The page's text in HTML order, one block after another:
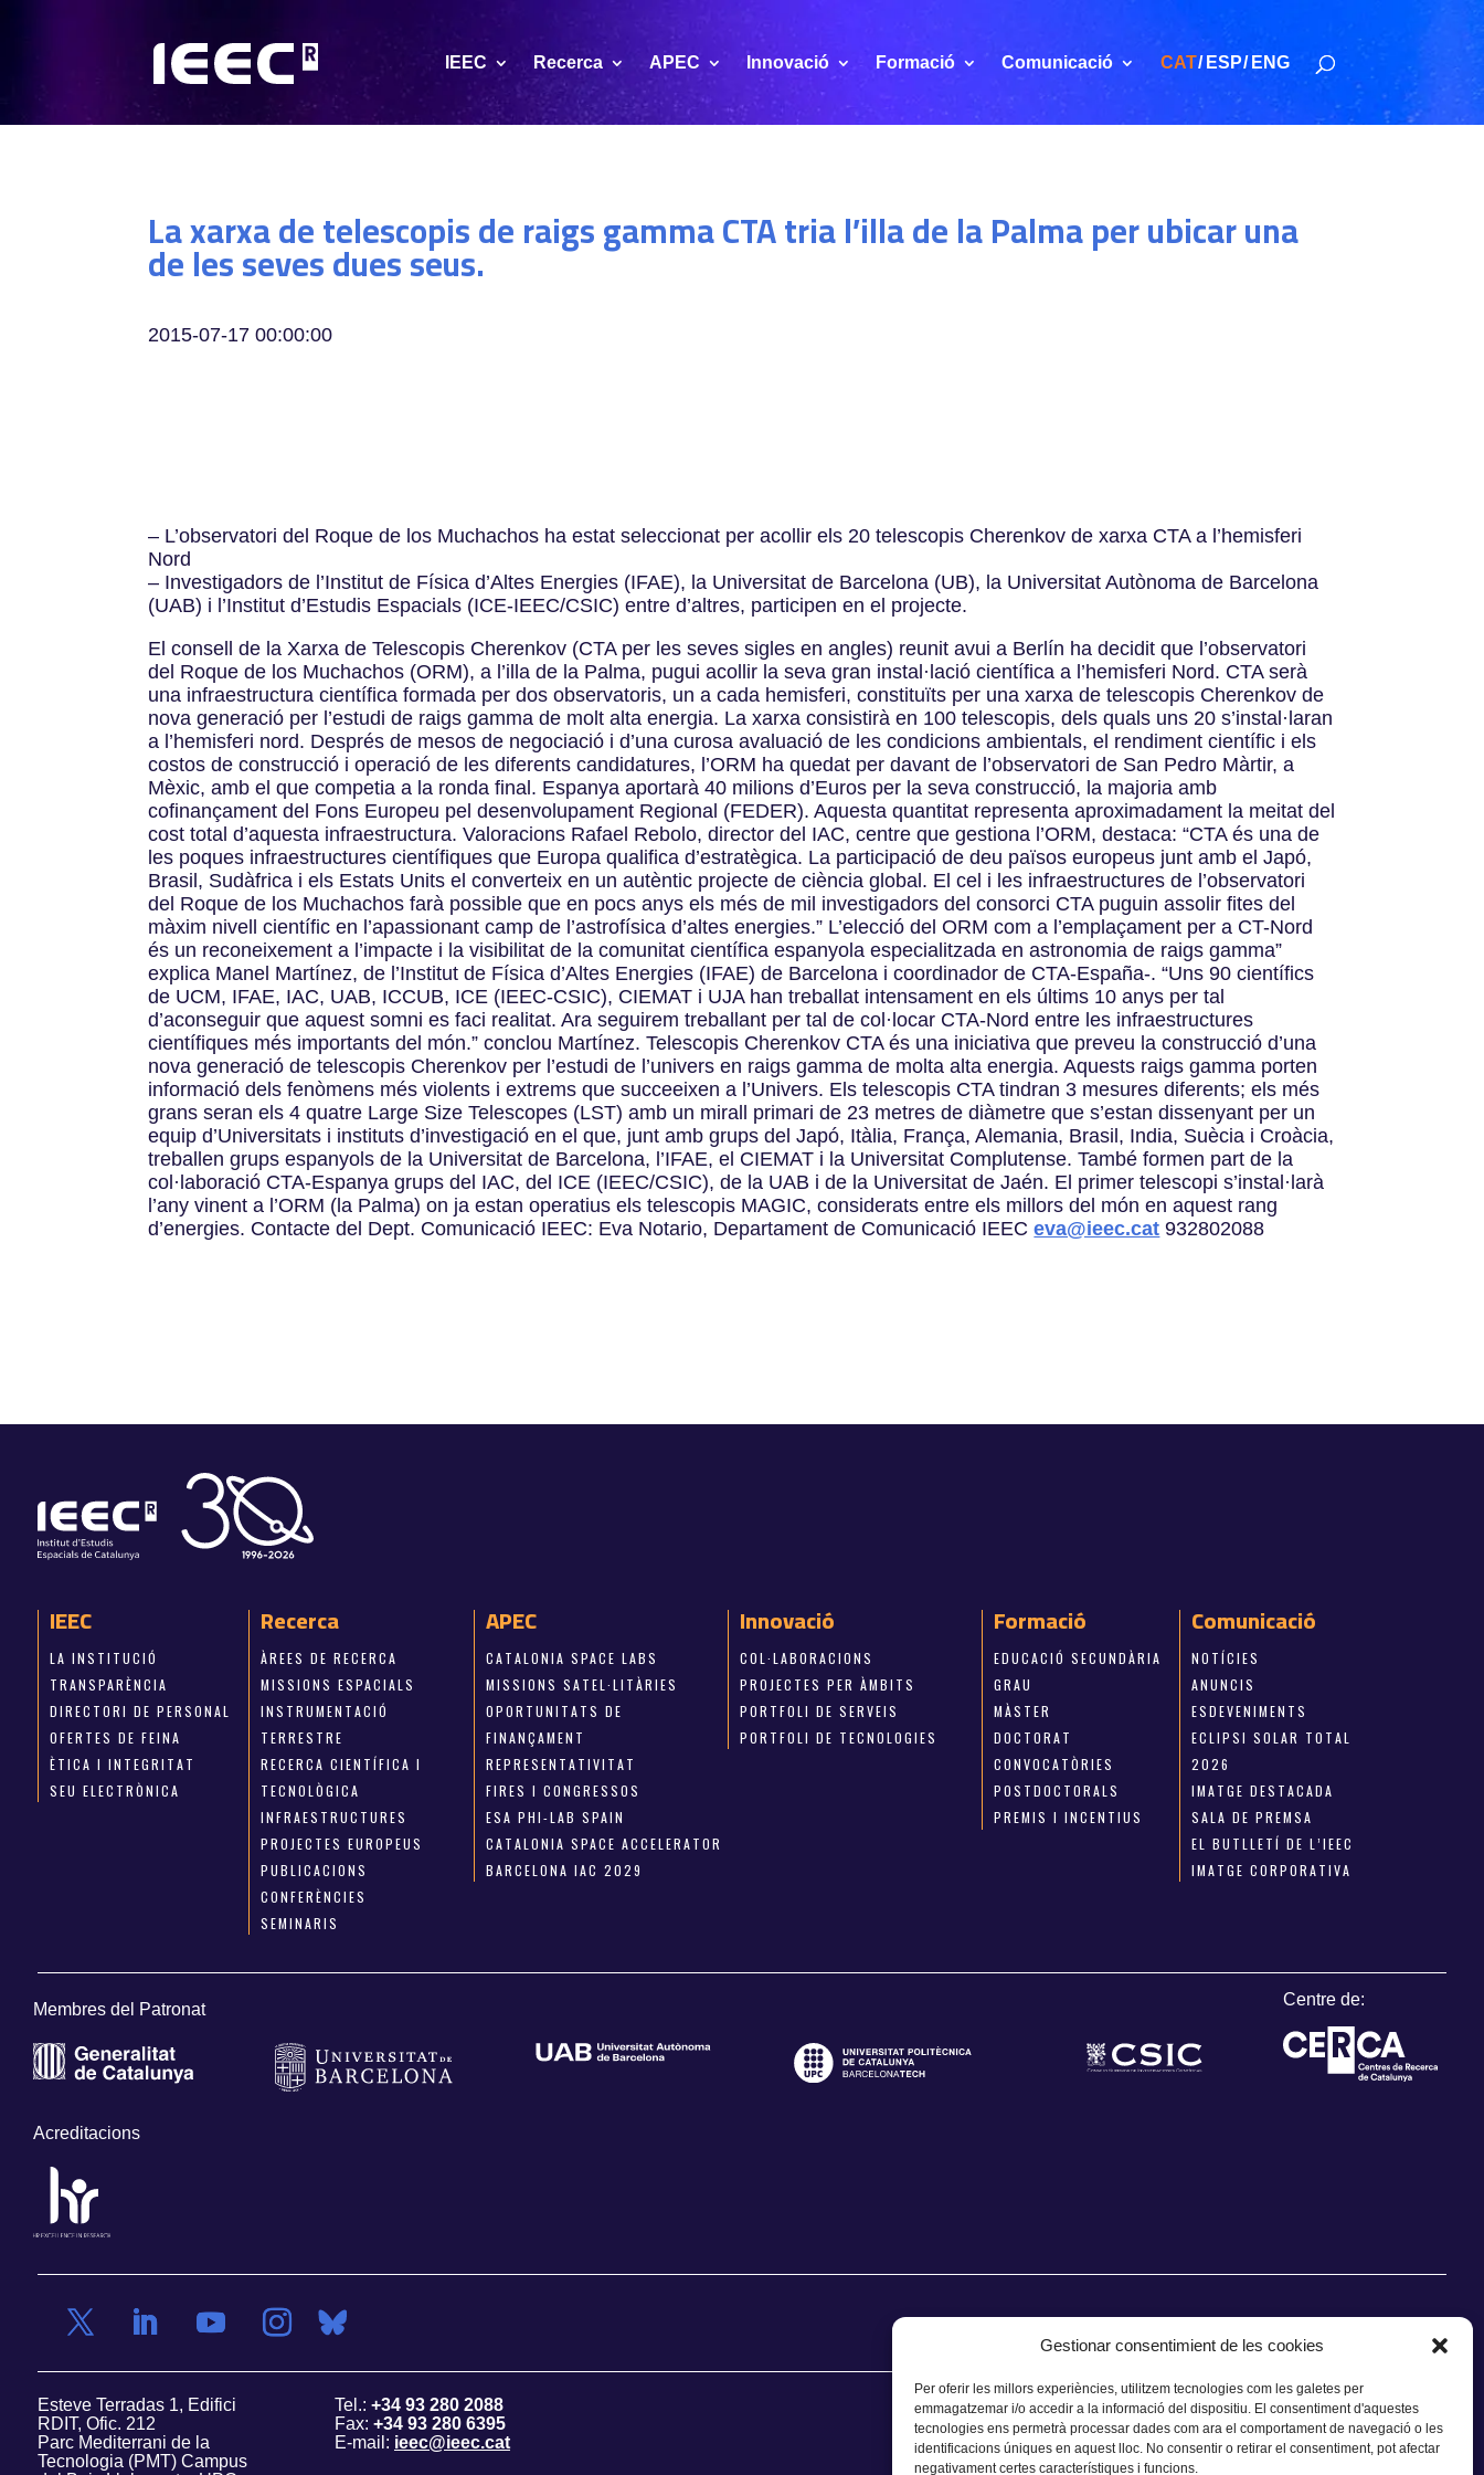
Gestionar consentimient de les cookies
Per oferir les millors experiències, utilitzem tecnologies com les galetes per
emmagatzemar i/o accedir a la informació del dispositiu. El consentiment d'aquestes
tecnologies ens permetrà processar dades com ara el comportament de navegació o les
identificacions úniques en aquest lloc. No consentir o retirar el consentiment, pot afectar
negativament certes característiques i funcions.
IEEC Recerca APEC Innovació Formació Comunicació CAT ESP ENG
La xarxa de telescopis de raigs gamma CTA tria l’illa de la Palma per ubicar una
de les seves dues seus.
2015-07-17 00:00:00
– L’observatori del Roque de los Muchachos ha estat seleccionat per acollir els 20 telescopis Cherenkov de xarxa CTA a l’hemisferi
Nord
– Investigadors de l’Institut de Física d’Altes Energies (IFAE), la Universitat de Barcelona (UB), la Universitat Autònoma de Barcelona
(UAB) i l’Institut d’Estudis Espacials (ICE-IEEC/CSIC) entre d’altres, participen en el projecte.
El consell de la Xarxa de Telescopis Cherenkov (CTA per les seves sigles en angles) reunit avui a Berlín ha decidit que l’observatori
del Roque de los Muchachos (ORM), a l’illa de la Palma, pugui acollir la seva gran instal·lació científica a l’hemisferi Nord. CTA serà
una infraestructura científica formada per dos observatoris, un a cada hemisferi, constituïts per una xarxa de telescopis Cherenkov de
nova generació per l’estudi de raigs gamma de molt alta energia. La xarxa consistirà en 100 telescopis, dels quals uns 20 s’instal·laran
a l’hemisferi nord. Després de mesos de negociació i d’una curosa avaluació de les condicions ambientals, el rendiment científic i els
costos de construcció i operació de les diferents candidatures, l’ORM ha quedat per davant de l’observatori de San Pedro Màrtir, a
Mèxic, amb el que competia a la ronda final. Espanya aportarà 40 milions d’Euros per la seva construcció, la majoria amb
cofinançament del Fons Europeu pel desenvolupament Regional (FEDER). Aquesta quantitat representa aproximadament la meitat del
cost total d’aquesta infraestructura. Valoracions Rafael Rebolo, director del IAC, centre que gestiona l’ORM, destaca: “CTA és una de
les poques infraestructures científiques que Europa qualifica d’estratègica. La participació de deu països europeus junt amb el Japó,
Brasil, Sudàfrica i els Estats Units el converteix en un autèntic projecte de ciència global. El cel i les infraestructures de l’observatori
del Roque de los Muchachos farà possible que en pocs anys els més de mil investigadors del consorci CTA puguin assolir fites del
màxim nivell científic en l’apassionant camp de l’astrofísica d’altes energies.” L’elecció del ORM com a l’emplaçament per a CT-Nord
és un reconeixement a l’impacte i la visibilitat de la comunitat científica espanyola especialitzada en astronomia de raigs gamma”
explica Manel Martínez, de l’Institut de Física d’Altes Energies (IFAE) de Barcelona i coordinador de CTA-España-. “Uns 90 científics
de UCM, IFAE, IAC, UAB, ICCUB, ICE (IEEC-CSIC), CIEMAT i UJA han treballat intensament en els últims 10 anys per tal
d’aconseguir que aquest somni es faci realitat. Ara seguirem treballant per tal de col·locar CTA-Nord entre les infraestructures
científiques més importants del món.” conclou Martínez. Telescopis Cherenkov CTA és una iniciativa que preveu la construcció d’una
nova generació de telescopis Cherenkov per l’estudi de l’univers en raigs gamma de molta alta energia. Aquests raigs gamma porten
informació dels fenòmens més violents i extrems que succeeixen a l’Univers. Els telescopis CTA tindran 3 mesures diferents; els més
grans seran els 4 quatre Large Size Telescopes (LST) amb un mirall primari de 23 metres de diàmetre que s’estan dissenyant per un
equip d’Universitats i instituts d’investigació en el que, junt amb grups del Japó, Itàlia, França, Alemania, Brasil, India, Suècia i Croàcia,
treballen grups espanyols de la Universitat de Barcelona, l’IFAE, el CIEMAT i la Universitat Complutense. També formen part de la
col·laboració CTA-Espanya grups del IAC, del ICE (IEEC/CSIC), de la UAB i de la Universitat de Jaén. El primer telescopi s’instal·larà
l’any vinent a l’ORM (la Palma) on ja estan operatius els telescopis MAGIC, considerats entre els millors del món en aquest rang
d’energies. Contacte del Dept. Comunicació IEEC: Eva Notario, Departament de Comunicació IEECeva@ieec.cat 932802088
IEEC
LA INSTITUCIÓ
TRANSPARÈNCIA
DIRECTORI DE PERSONAL
OFERTES DE FEINA
ÈTICA I INTEGRITAT
SEU ELECTRÒNICA
Recerca
ÀREES DE RECERCA
MISSIONS ESPACIALS
INSTRUMENTACIÓ
TERRESTRE
RECERCA CIENTÍFICA I
TECNOLÒGICA
INFRAESTRUCTURES
PROJECTES EUROPEUS
PUBLICACIONS
CONFERÈNCIES
SEMINARIS
APEC
CATALONIA SPACE LABS
MISSIONS SATEL·LITÀRIES
OPORTUNITATS DE
FINANÇAMENT
REPRESENTATIVITAT
FIRES I CONGRESSOS
ESA PHI-LAB SPAIN
CATALONIA SPACE ACCELERATOR
BARCELONA IAC 2029
Innovació
COL·LABORACIONS
PROJECTES PER ÀMBITS
PORTFOLI DE SERVEIS
PORTFOLI DE TECNOLOGIES
Formació
EDUCACIÓ SECUNDÀRIA
GRAU
MÀSTER
DOCTORAT
CONVOCATÒRIES
POSTDOCTORALS
PREMIS I INCENTIUS
Comunicació
NOTÍCIES
ANUNCIS
ESDEVENIMENTS
ECLIPSI SOLAR TOTAL
2026
IMATGE DESTACADA
SALA DE PREMSA
EL BUTLLETÍ DE L’IEEC
IMATGE CORPORATIVA
Membres del Patronat
Centre de:
Acreditacions
Esteve Terradas 1, Edifici
RDIT, Ofic. 212
Parc Mediterrani de la
Tecnologia (PMT) Campus
Tel.: +34 93 280 2088
Fax: +34 93 280 6395
E-mail: ieec@ieec.cat
CONTACTE